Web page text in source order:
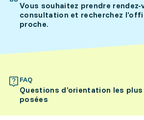
Vous souhaitez prendre rendez-
consultation et recherchez
proche.
FAQ
Questions d’orientation les
posées